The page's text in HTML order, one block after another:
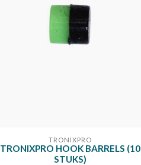
TRONIXPRO
TRONIXPRO HOOK BARRELS (10
STUKS)